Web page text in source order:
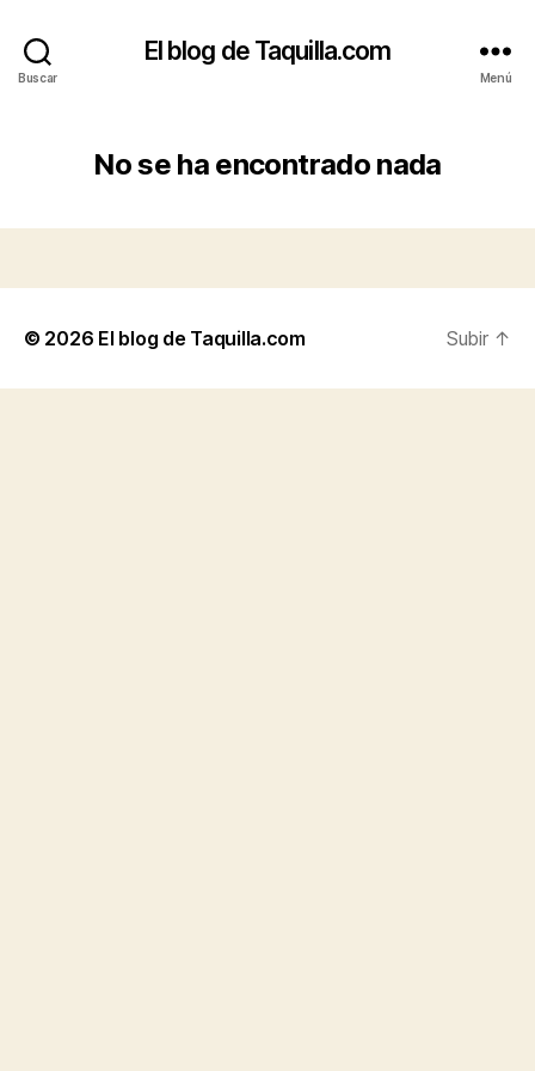
Buscar
El blog de Taquilla.com
Menú
No se ha encontrado nada
© 2026 El blog de Taquilla.com Subir ↑